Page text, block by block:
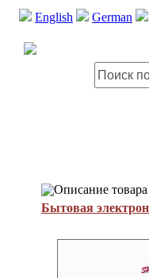
English German
Описание товара
Бытовая